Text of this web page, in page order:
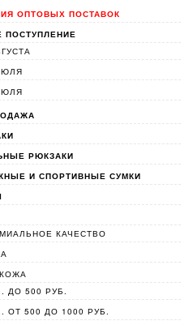
ОПТОВЫХ ПОСТАВОК
ПОСТУПЛЕНИЕ
РЮКЗАКИ
И СПОРТИВНЫЕ СУМКИ
КАЧЕСТВО
ДО 500 РУБ.
ОТ 500 ДО 1000 РУБ.